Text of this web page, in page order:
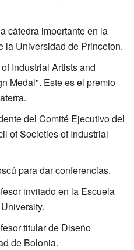
cátedra importante en la
la Universidad de Princeton.
Industrial Artists and
Medal". Este es el premio
del Comité Ejecutivo del
of Societies of Industrial
para dar conferencias.
invitado en la Escuela
titular de Diseño
de Bolonia.